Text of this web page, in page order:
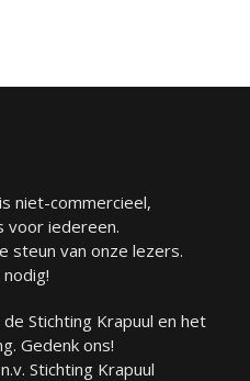
niet-commercieel,
voor iedereen.
steun van onze lezers.
Stichting Krapuul en het
Gedenk ons!
Stichting Krapuul